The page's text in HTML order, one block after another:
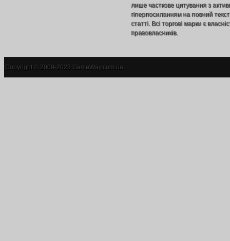
лише часткове цитування з
гіперпосиланням на повний текст
статті. Всі торгові марки є
правовласників.
Copyright © 2009-2023 GameWay.com.ua